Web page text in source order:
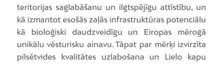
teritorijas saglabāšanu un ilgtspējīgu attīstību, un
kā izmantot esošās zaļās infrastruktūras potenciālu
kā bioloģiski daudzveidīgu un Eiropas mērogā
unikālu vēsturisku ainavu. Tāpat par mērķi izvirzīta
pilsētvides kvalitātes uzlabošana un Lielo kapu